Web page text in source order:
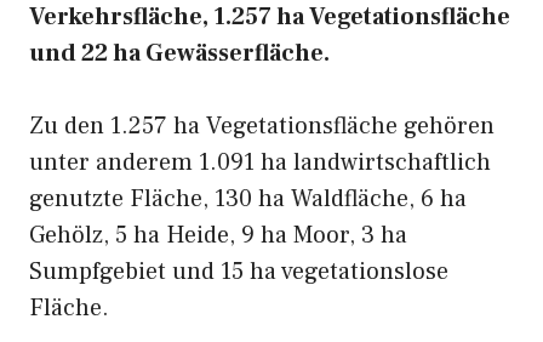
Verkehrsfläche, 1.257 ha Vegetationsfläche
und 22 ha Gewässerfläche.
Zu den 1.257 ha Vegetationsfläche gehören
unter anderem 1.091 ha landwirtschaftlich
genutzte Fläche, 130 ha Waldfläche, 6 ha
Gehölz, 5 ha Heide, 9 ha Moor, 3 ha
Sumpfgebiet und 15 ha vegetationslose
Fläche.